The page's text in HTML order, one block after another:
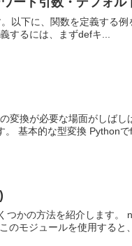
以下に、関数を定義する
するには、まずdefキ...
変換が必要な場面がしばし
基本的な型変換 Pythonで
かの方法を紹介します。
モジュールを使用すると